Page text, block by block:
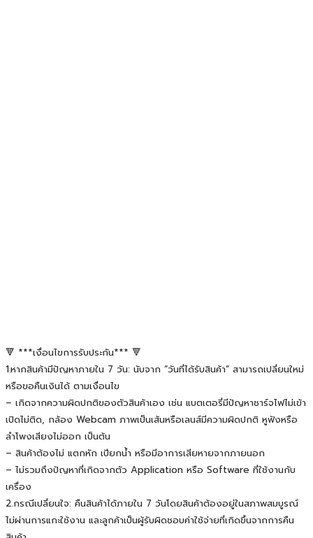
🔻 ***เงื่อนไขการรับประกัน*** 🔻
1.หากสินค้ามีปัญหาภายใน 7 วัน: นับจาก “วันที่ได้รับสินค้า” สามารถเปลี่ยนใหม่
หรือขอคืนเงินได้ ตามเงื่อนไข
– เกิดจากความผิดปกติของตัวสินค้าเอง เช่น แบตเตอรี่มีปัญหาชาร์จไฟไม่เข้า
เปิดไม่ติด, กล้อง Webcam ภาพเป็นเส้นหรือเลนส์มีความผิดปกติ หูฟังหรือ
ลำโพงเสียงไม่ออก เป็นต้น
– สินค้าต้องไม่ แตกหัก เปียกน้ำ หรือมีอาการเสียหายจากภายนอก
– ไม่รวมถึงปัญหาที่เกิดจากตัว Application หรือ Software ที่ใช้งานกับ
เครื่อง
2.กรณีเปลี่ยนใจ: คืนสินค้าได้ภายใน 7 วันโดยสินค้าต้องอยู่ในสภาพสมบูรณ์
ไม่ผ่านการแกะใช้งาน และลูกค้าเป็นผู้รับผิดชอบค่าใช้จ่ายที่เกิดขึ้นจากการคืน